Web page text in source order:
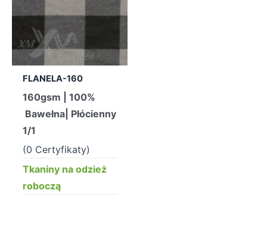
FLANELA-160
160gsm | 100%
Bawełna| Płócienny
1/1
(0 Certyfikaty)
Tkaniny na odzież
roboczą